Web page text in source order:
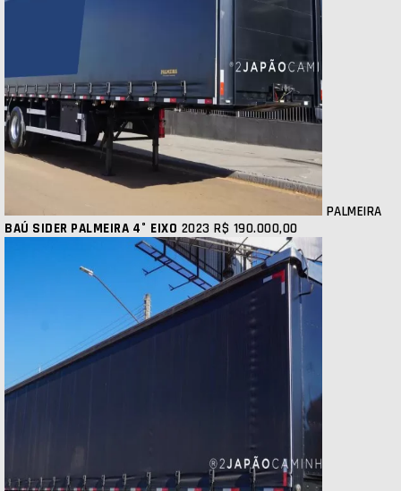
PALMEIRA
BAÚ SIDER PALMEIRA 4° EIXO 2023 R$ 190.000,00